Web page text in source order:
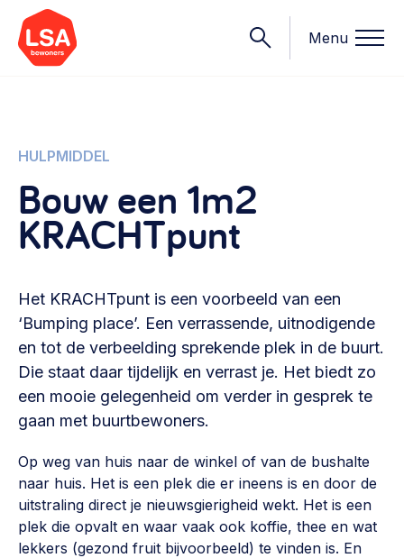
Menu
Onderwerpen
Starten van een initiatief
Rechtsvormen, positionering, organisatiemodellen >
Financieringsvormen, administratie, begroting en omzet >
Organisatie en beheer
Bestuur, horeca, evenementen, verhuur en communicatie >
Vrijwilligers en medewerkers
>
Eigen gebouw
Huren of kopen, maatschappelijk vastgoed,
ontmoetingsplekken >
Wat we doen
Contact
Opinie
Bijeenkomsten
Team
Lid worden
HULPMIDDEL
Bouw een 1m2
KRACHTpunt
Het KRACHTpunt is een voorbeeld van een
‘Bumping place’. Een verrassende, uitnodigende
en tot de verbeelding sprekende plek in de buurt.
Die staat daar tijdelijk en verrast je. Het biedt zo
een mooie gelegenheid om verder in gesprek te
gaan met buurtbewoners.
Op weg van huis naar de winkel of van de bushalte
naar huis. Het is een plek die er ineens is en door de
uitstraling direct je nieuwsgierigheid wekt. Het is een
plek die opvalt en waar vaak ook koffie, thee en wat
lekkers (gezond fruit bijvoorbeeld) te vinden is. En